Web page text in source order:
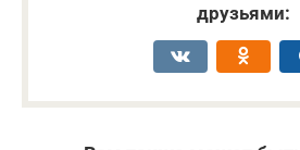
друзьями: